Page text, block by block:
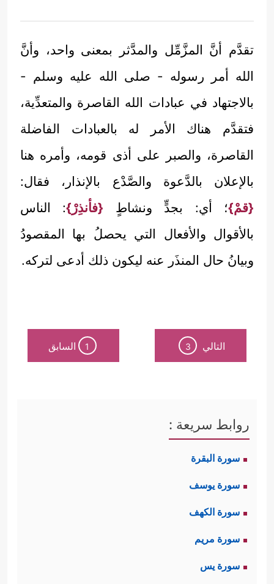
تقدَّم أنَّ المزَّمِّل والمدَّثر بمعنى واحد، وأنَّ
الله أمر رسوله - صلى الله عليه وسلم -
بالاجتهاد في عبادات الله القاصرة والمتعدِّية،
فتقدَّم هناك الأمر له بالعبادات الفاضلة
القاصرة، والصبر على أذى قومه، وأمره هنا
بالإعلان بالدَّعوة والصَّدْع بالإنذار، فقال:
{قمْ}؛ أي: بجدٍّ ونشاطٍ {فأنذِرْ}: الناس
بالأقوال والأفعال التي يحصلُ بها المقصودُ
وبيانُ حال المنذَر عنه ليكون ذلك أدعى لتركه.
التالي 3
1 السابق
روابط سريعة :
سورة البقرة
سورة يوسف
سورة الكهف
سورة مريم
سورة يس